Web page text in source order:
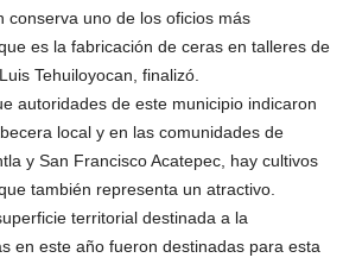
conserva uno de los oficios más
es la fabricación de ceras en talleres de
Tehuiloyocan, finalizó.
autoridades de este municipio indicaron
local y en las comunidades de
y San Francisco Acatepec, hay cultivos
también representa un atractivo.
territorial destinada a la
en este año fueron destinadas para esta